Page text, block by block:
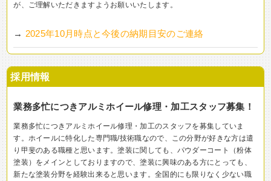
が、ご理解いただきますようお願いいたします。
→ 2025年10月時点と今後の納期目安のご連絡
採用情報
業務多忙につきアルミホイール修理・加工スタッフ募集！
業務多忙につきアルミホイール修理・加工のスタッフを募集していま
す。ホイールに特化した専門職/技術職なので、この分野が好きな方は遣
り甲斐のある職種と思います。塗装に関しても、パウダーコート（粉体
塗装）をメインとしておりますので、塗装に興味のある方にとっても、
新たな塗装分野を経験出来ると思います。全国的にも限りなく少ない職